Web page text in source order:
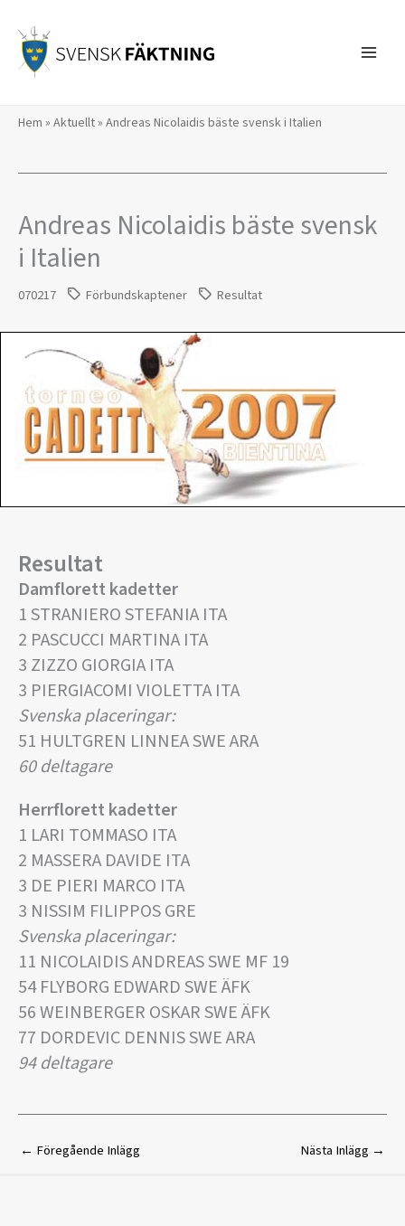
innehåll
Hem » Aktuellt» Andreas Nicolaidis bäste svensk i Italien
Andreas Nicolaidis bäste svensk
i Italien
070217 Förbundskaptener Resultat
Resultat
Damflorett kadetter
1 STRANIERO STEFANIA ITA
2 PASCUCCI MARTINA ITA
3 ZIZZO GIORGIA ITA
3 PIERGIACOMI VIOLETTA ITA
Svenska placeringar:
51 HULTGREN LINNEA SWE ARA
60 deltagare
Herrflorett kadetter
1 LARI TOMMASO ITA
2 MASSERA DAVIDE ITA
3 DE PIERI MARCO ITA
3 NISSIM FILIPPOS GRE
Svenska placeringar:
11 NICOLAIDIS ANDREAS SWE MF 19
54 FLYBORG EDWARD SWE ÄFK
56 WEINBERGER OSKAR SWE ÄFK
77 DORDEVIC DENNIS SWE ARA
94 deltagare
← Föregående Inlägg Nästa Inlägg →